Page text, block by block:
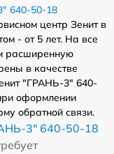
640-50-18
центр Зенит в
- от 5 лет. На все
расширенную
в качестве
"ГРАНЬ-3" 640-
оформлении
обратной связи.
3" 640-50-18